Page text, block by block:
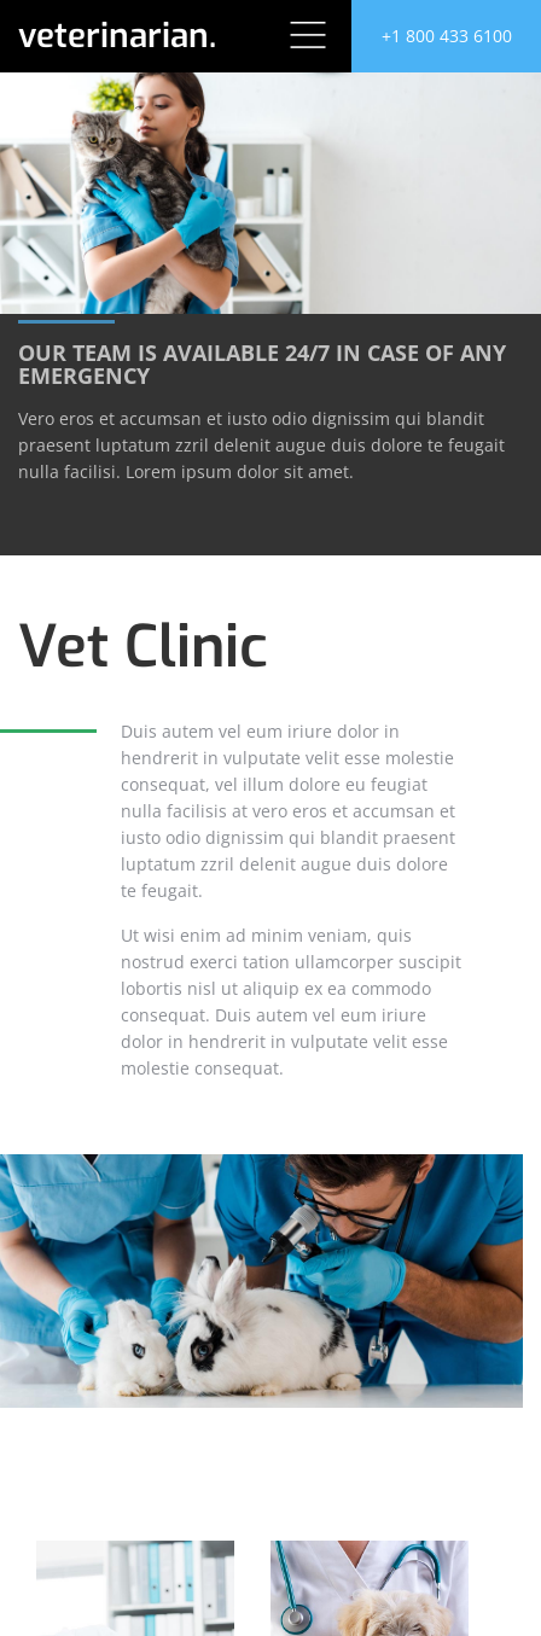
veterinarian. +1 800 433 6100
OUR TEAM IS AVAILABLE 24/7 IN CASE OF ANY
EMERGENCY
Vero eros et accumsan et iusto odio dignissim qui blandit
praesent luptatum zzril delenit augue duis dolore te feugait
nulla facilisi. Lorem ipsum dolor sit amet.
Vet Clinic
Duis autem vel eum iriure dolor in
hendrerit in vulputate velit esse molestie
consequat, vel illum dolore eu feugiat
nulla facilisis at vero eros et accumsan et
iusto odio dignissim qui blandit praesent
luptatum zzril delenit augue duis dolore
te feugait.
Ut wisi enim ad minim veniam, quis
nostrud exerci tation ullamcorper suscipit
lobortis nisl ut aliquip ex ea commodo
consequat. Duis autem vel eum iriure
dolor in hendrerit in vulputate velit esse
molestie consequat.